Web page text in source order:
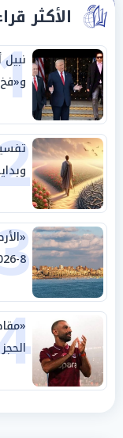
الأكثر
8-2026 والظواهر الجوية